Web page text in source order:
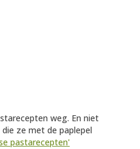
weg. En niet
ze met de paplepel
pastarecepten'